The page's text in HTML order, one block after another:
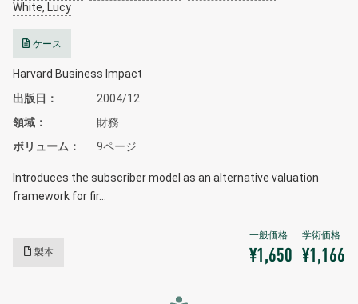
White, Lucy
ケース
Harvard Business Impact
出版日
2004/12
領域
財務
ボリューム
9ページ
Introduces the subscriber model as an alternative valuation
framework for fir…
製本 ¥1,650 ¥1,166